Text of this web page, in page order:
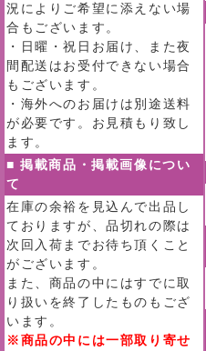
況によりご希望に添えない場
合もございます。
・日曜・祝日お届け、また夜
間配送はお受付できない場合
もございます。
・海外へのお届けは別途送料
が必要です。お見積もり致し
ます。
■ 掲載商品・掲載画像につい
て
在庫の余裕を見込んで出品し
ておりますが、品切れの際は
次回入荷までお待ち頂くこと
がございます。
また、商品の中にはすでに取
り扱いを終了したものもござ
います。
※商品の中には一部取り寄せ